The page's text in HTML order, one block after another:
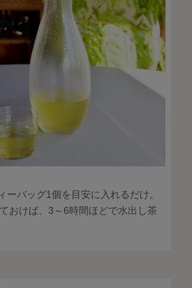
ーバッグ1個を目安に入れるだけ。
おけば、3～6時間ほどで水出し茶